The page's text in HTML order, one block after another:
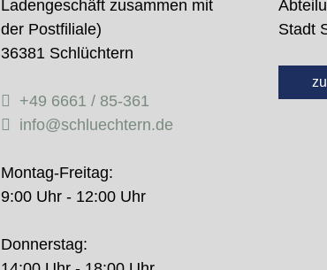
Ladengeschäft zusammen mit
der Postfiliale)
36381 Schlüchtern
+49 6661 / 85-361
info@schluechtern.de
Montag-Freitag:
9:00 Uhr - 12:00 Uhr
Donnerstag:
Stadt